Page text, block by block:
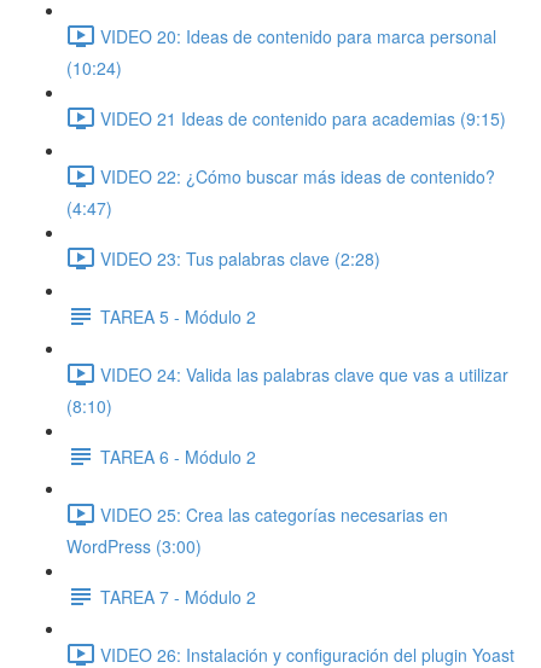
VIDEO 20: Ideas de contenido para marca personal
(10:24)
VIDEO 21 Ideas de contenido para academias (9:15)
VIDEO 22: ¿Cómo buscar más ideas de contenido?
(4:47)
VIDEO 23: Tus palabras clave (2:28)
TAREA 5 - Módulo 2
VIDEO 24: Valida las palabras clave que vas a utilizar
(8:10)
TAREA 6 - Módulo 2
VIDEO 25: Crea las categorías necesarias en
WordPress (3:00)
TAREA 7 - Módulo 2
VIDEO 26: Instalación y configuración del plugin Yoast